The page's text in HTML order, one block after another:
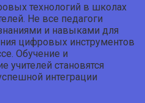
технологий в школах
Не все педагоги
и навыками для
цифровых инструментов
Обучение и
учителей становятся
интеграции